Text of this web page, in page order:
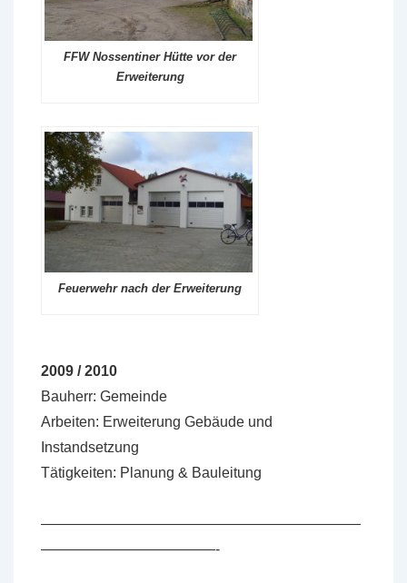
FFW Nossentiner Hütte vor der
Erweiterung
Feuerwehr nach der Erweiterung
2009 / 2010
Bauherr: Gemeinde
Arbeiten: Erweiterung Gebäude und
Instandsetzung
Tätigkeiten: Planung & Bauleitung
——————————————————————
————————————-